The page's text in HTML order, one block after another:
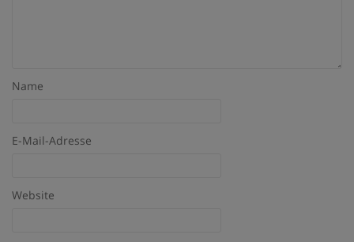
Name
E-Mail-Adresse
Website